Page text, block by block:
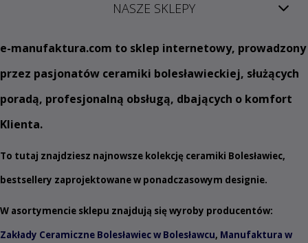
NASZE SKLEPY
e-manufaktura.com to sklep internetowy, prowadzony
przez pasjonatów ceramiki bolesławieckiej, służących
poradą, profesjonalną obsługą, dbających o komfort
Klienta.
To tutaj znajdziesz najnowsze kolekcję ceramiki Bolesławiec,
bestsellery zaprojektowane w ponadczasowym designie.
W asortymencie sklepu znajdują się wyroby producentów:
Zakłady Ceramiczne Bolesławiec w Bolesławcu, Manufaktura w